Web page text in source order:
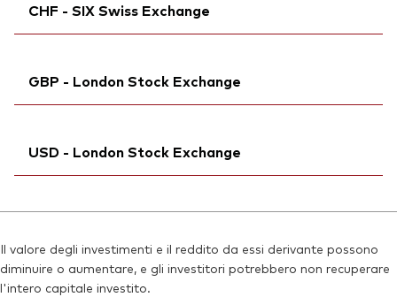
Reuters:VUSA.AS
Ticker di borsa:VUSD
Reuters:
VUSDN.MX
SEDOL:BD3V033
CHF - SIX Swiss Exchange
Bloomberg:VUSA SW
Reuters:
VUSA.S
SEDOL:B93QQN2
GBP - London Stock Exchange
Bloomberg:VUSA LN
Reuters:VUSA.L
SEDOL:B7NLLS3
Ticker di borsa:VUSA
USD - London Stock Exchange
ISIN:IE00B3XXRP09
Reuters:VUSD.L
Il valore degli investimenti e il reddito da essi derivante possono
diminuire o aumentare, e gli investitori potrebbero non recuperare
l'intero capitale investito.